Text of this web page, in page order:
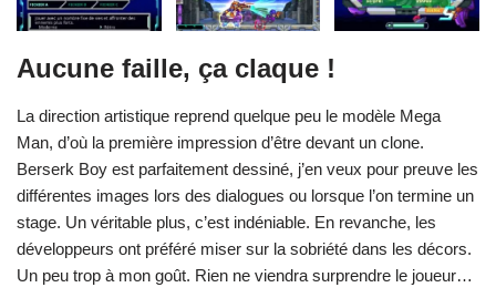
Aucune faille, ça claque !
La direction artistique reprend quelque peu le modèle Mega
Man, d’où la première impression d’être devant un clone.
Berserk Boy est parfaitement dessiné, j’en veux pour preuve les
différentes images lors des dialogues ou lorsque l’on termine un
stage. Un véritable plus, c’est indéniable. En revanche, les
développeurs ont préféré miser sur la sobriété dans les décors.
Un peu trop à mon goût. Rien ne viendra surprendre le joueur…